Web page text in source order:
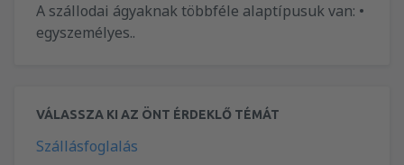
A szállodai ágyaknak többféle alaptípusuk van: •
egyszemélyes..
VÁLASSZA KI AZ ÖNT ÉRDEKLŐ TÉMÁT
Szállásfoglalás